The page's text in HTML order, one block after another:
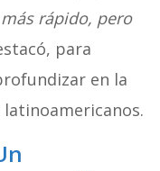
rápido, pero
para
en la